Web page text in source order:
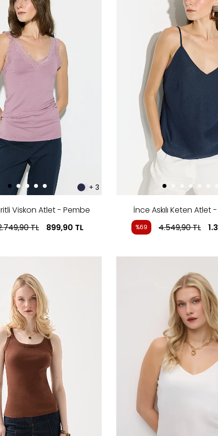
+ 3
Viskon Atlet - Pembe
TL 899,90 TL
İnce Askılı Keten Atlet
%69 4.549,90TL